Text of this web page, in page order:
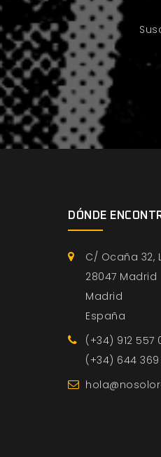
DÓNDE
C/ Ocaña 32,
28047 Madrid
Madrid
España
(+34) 912 557
(+34) 644 369